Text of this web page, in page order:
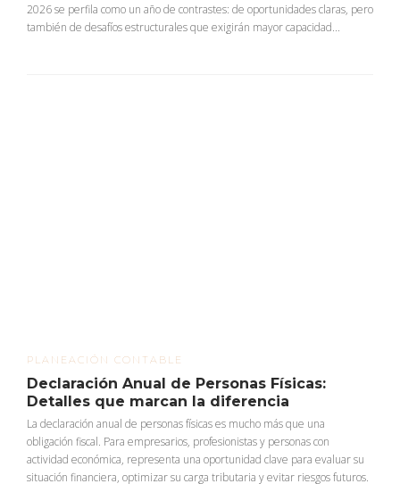
2026 se perfila como un año de contrastes: de oportunidades claras, pero
también de desafíos estructurales que exigirán mayor capacidad...
PLANEACIÓN CONTABLE
Declaración Anual de Personas Físicas:
Detalles que marcan la diferencia
La declaración anual de personas físicas es mucho más que una
obligación fiscal. Para empresarios, profesionistas y personas con
actividad económica, representa una oportunidad clave para evaluar su
situación financiera, optimizar su carga tributaria y evitar riesgos futuros.